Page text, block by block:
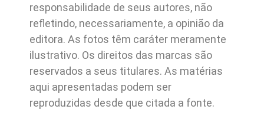
responsabilidade de seus autores, não
refletindo, necessariamente, a opinião da
editora. As fotos têm caráter meramente
ilustrativo. Os direitos das marcas são
reservados a seus titulares. As matérias
aqui apresentadas podem ser
reproduzidas desde que citada a fonte.